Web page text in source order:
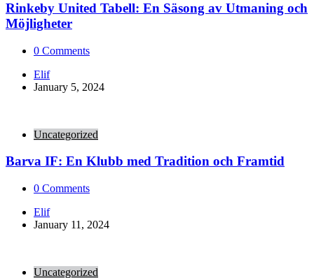
Rinkeby United Tabell: En Säsong av Utmaning och
Möjligheter
0 Comments
Posted
by
Elif
January 5, 2024
Uncategorized
Barva IF: En Klubb med Tradition och Framtid
0 Comments
Posted
by
Elif
January 11, 2024
Uncategorized